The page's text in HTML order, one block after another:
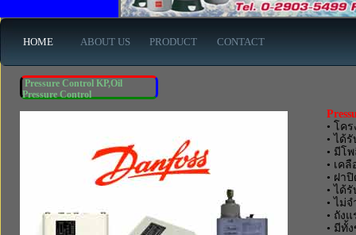
HOME ABOUT US PRODUCT CONTACT
Pressure Control KP,Oil
Pressure Control
• โค
• ได้
• มีโ
• เค
• ฝา
• ได้
• ไม่
• ถัง
• มีทั้